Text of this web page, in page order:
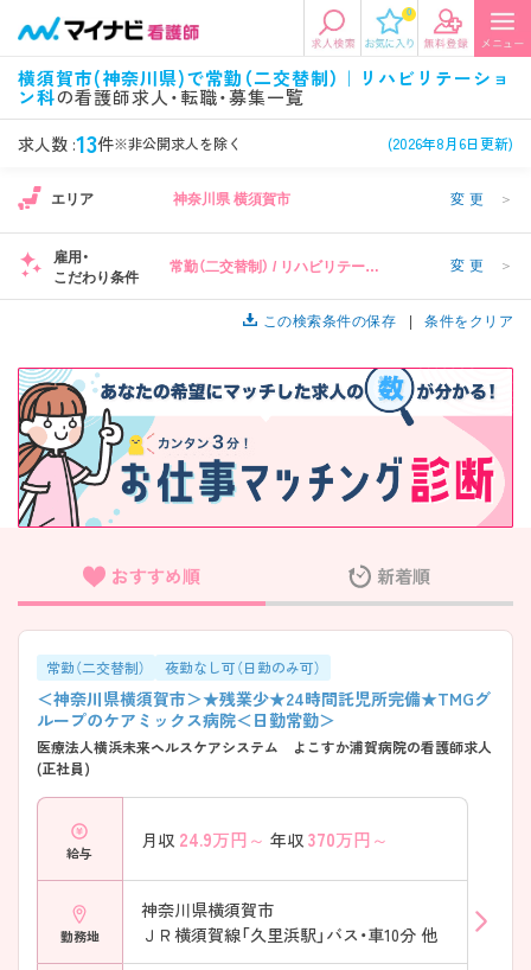
0
横須賀市(神奈川県)で常勤（二交替制）｜リハビリテーショ
ン科の看護師求人・転職・募集一覧
求人数 :13件※非公開求人を除く (2026年8月6日更新)
エリアから探す
エリアから探す
関東 北陸・信越
東海 関西
九州・沖縄
希望の求人条件を選択
条件項目の選択に戻る
資格 勤務形態
施設形態
病院、クリニック・診療所など
担当業務
病棟、外来など
美容外科、
循環器内科など
未経験歓迎、
土日祝休みなど
年収
年収500万円以上など 正社員、契約社員など
フリーワード検索
エリア 神奈川県 横須賀市 変更 ＞
雇用・
こだわり条件
常勤（二交替制） / リハビリテーシ
変更 ＞
この検索条件の保存 条件をクリア
おすすめ順 新着順
常勤（二交替制） 夜勤なし可（日勤のみ可）
＜神奈川県横須賀市＞★残業少★24時間託児所完備★TMGグ
ループのケアミックス病院＜日勤常勤＞
医療法人横浜未来ヘルスケアシステム よこすか浦賀病院の看護師求人
(正社員)
給与
月収 24.9万円～ 年収 370万円～
勤務地
神奈川県横須賀市
ＪＲ横須賀線「久里浜駅」バス・車10分 他